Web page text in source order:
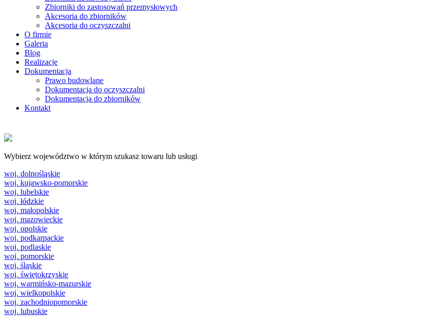
Zbiorniki do zastosowań przemysłowych
Akcesoria do zbiorników
Akcesoria do oczyszczalni
O firmie
Galeria
Blog
Realizacje
Dokumentacja
Prawo budowlane
Dokumentacja do oczyszczalni
Dokumentacja do zbiorników
Kontakt
Wybierz województwo w którym szukasz towaru lub usługi
woj. dolnośląskie
woj. kujawsko-pomorskie
woj. lubelskie
woj. łódzkie
woj. małopolskie
woj. mazowieckie
woj. opolskie
woj. podkarpackie
woj. podlaskie
woj. pomorskie
woj. śląskie
woj. świętokrzyskie
woj. warmińsko-mazurskie
woj. wielkopolskie
woj. zachodniopomorskie
woj. lubuskie